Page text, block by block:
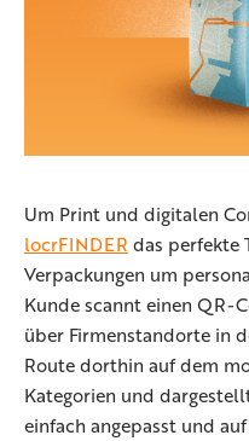
Um Print und digitalen
locrFINDER das perfekte
Verpackungen um
Kunde scannt einen QR-
über Firmenstandorte in
Route dorthin auf dem
Kategorien und
einfach angepasst und